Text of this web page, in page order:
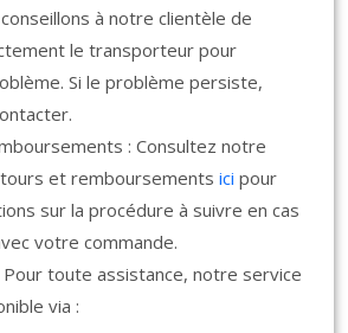
à notre clientèle de
le transporteur pour
Si le problème persiste,
: Consultez notre
et remboursements ici pour
sur la procédure à suivre en cas
votre commande.
Pour toute assistance, notre service
via :